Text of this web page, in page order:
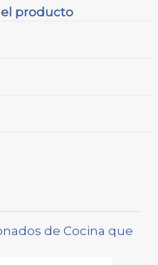
producto
de Cocina que